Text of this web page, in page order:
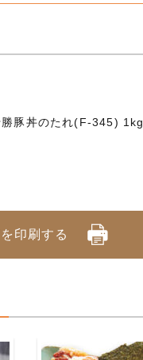
勝豚丼のたれ(F-345) 1kg
印刷する